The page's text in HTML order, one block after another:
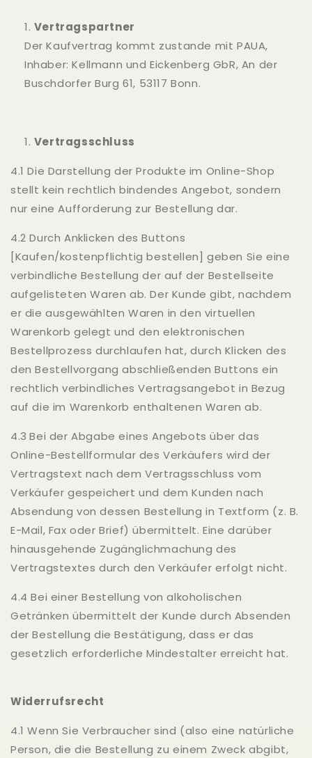
Vertragspartner
Der Kaufvertrag kommt zustande mit PAUA,
Inhaber: Kellmann und Eickenberg GbR, An der
Buschdorfer Burg 61, 53117 Bonn.
Vertragsschluss
4.1 Die Darstellung der Produkte im Online-Shop
stellt kein rechtlich bindendes Angebot, sondern
nur eine Aufforderung zur Bestellung dar.
4.2 Durch Anklicken des Buttons
[Kaufen/kostenpflichtig bestellen] geben Sie eine
verbindliche Bestellung der auf der Bestellseite
aufgelisteten Waren ab. Der Kunde gibt, nachdem
er die ausgewählten Waren in den virtuellen
Warenkorb gelegt und den elektronischen
Bestellprozess durchlaufen hat, durch Klicken des
den Bestellvorgang abschließenden Buttons ein
rechtlich verbindliches Vertragsangebot in Bezug
auf die im Warenkorb enthaltenen Waren ab.
4.3 Bei der Abgabe eines Angebots über das
Online-Bestellformular des Verkäufers wird der
Vertragstext nach dem Vertragsschluss vom
Verkäufer gespeichert und dem Kunden nach
Absendung von dessen Bestellung in Textform (z. B.
E-Mail, Fax oder Brief) übermittelt. Eine darüber
hinausgehende Zugänglichmachung des
Vertragstextes durch den Verkäufer erfolgt nicht.
4.4 Bei einer Bestellung von alkoholischen
Getränken übermittelt der Kunde durch Absenden
der Bestellung die Bestätigung, dass er das
gesetzlich erforderliche Mindestalter erreicht hat.
Widerrufsrecht
4.1 Wenn Sie Verbraucher sind (also eine natürliche
Person, die die Bestellung zu einem Zweck abgibt,